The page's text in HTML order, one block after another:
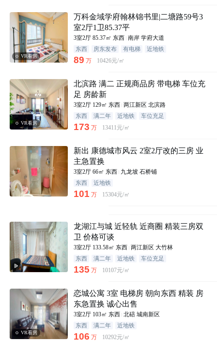
VR看房
万科金域学府翰林锦书里|二塘路59号3
室2厅1卫85.37平
3室2厅 85.37㎡ 东西 南岸 学府大道
东西
房东发布 有电梯 近地铁
89 万 10426元/㎡
VR看房
北滨路 满二 正规商品房 带电梯 车位充
足 房龄新
3室2厅 129㎡ 东西 两江新区 北滨路
东西
满二年 近地铁 车位充足
173 万 13411元/㎡
新出 康德城市风云 2室2厅改的三房 业
主急置换
3室2厅 66㎡ 东西 九龙坡 石桥铺
东西
近地铁
101 万 15304元/㎡
龙湖江与城 近轻轨 近商圈 精装三房双
卫 价格可谈
3室2厅 133.58㎡ 东西 两江新区 大竹林
东西
满二年 近地铁 车位充足
135 万 10107元/㎡
VR看房
恋城公寓 3室 电梯房 朝向东西 精装 房
东急置换 诚心出售
3室2厅 103㎡ 东西 北碚 城南新区
东西
满二年 近地铁
106 万 10292元/㎡